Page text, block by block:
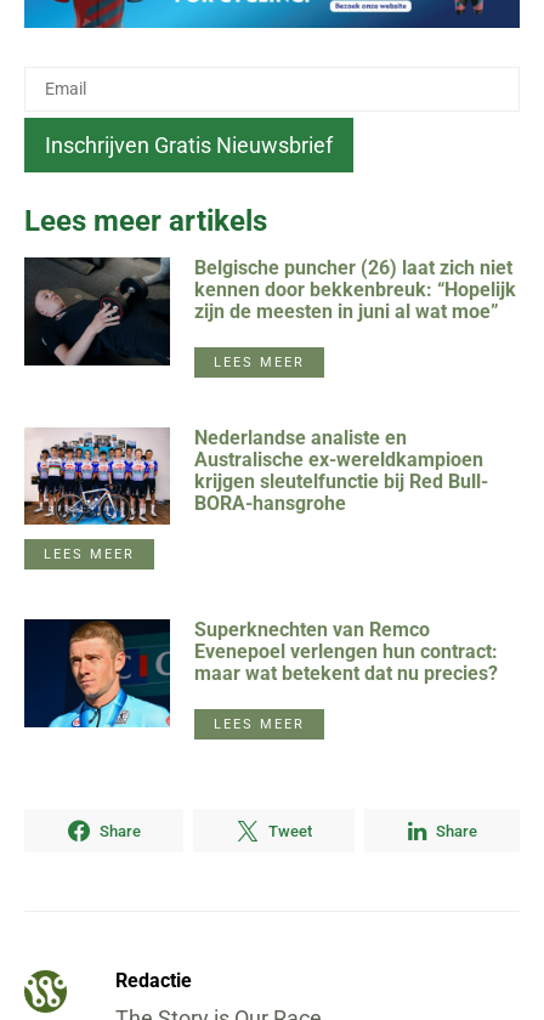
Lees meer artikels
Belgische puncher (26) laat zich niet
kennen door bekkenbreuk: “Hopelijk
zijn de meesten in juni al wat moe”
LEES MEER
Nederlandse analiste en
Australische ex-wereldkampioen
krijgen sleutelfunctie bij Red Bull-
BORA-hansgrohe
LEES MEER
Superknechten van Remco
Evenepoel verlengen hun contract:
maar wat betekent dat nu precies?
LEES MEER
Share Tweet Share
Redactie